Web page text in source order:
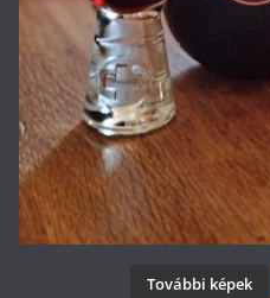
További képek